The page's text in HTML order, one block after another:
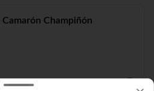
Camarón Champiñón
$19.210